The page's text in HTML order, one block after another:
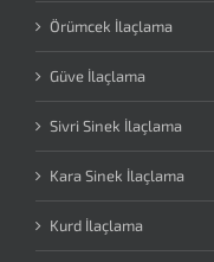
Örümcek İlaçlama
Güve İlaçlama
Sivri Sinek İlaçlama
Kara Sinek İlaçlama
Kurd İlaçlama